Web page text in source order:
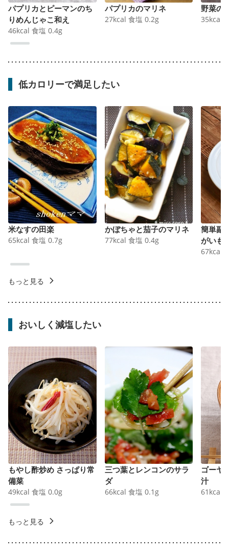
パプリカとピーマンのち
りめんじゃこ和え
46kcal 食塩 0.4g
パプリカのマリネ
27kcal 食塩 0.2g
野菜の
35kcal
低カロリーで満足したい
米なすの田楽
65kcal 食塩 0.7g
かぼちゃと茄子のマリネ
77kcal 食塩 0.4g
簡単副
がいも
67kcal
もっと見る
おいしく減塩したい
もやし酢炒め さっぱり常
備菜
49kcal 食塩 0.0g
三つ葉とレンコンのサラ
ダ
66kcal 食塩 0.1 g
ゴーヤ
汁
61 kcal
もっと見る